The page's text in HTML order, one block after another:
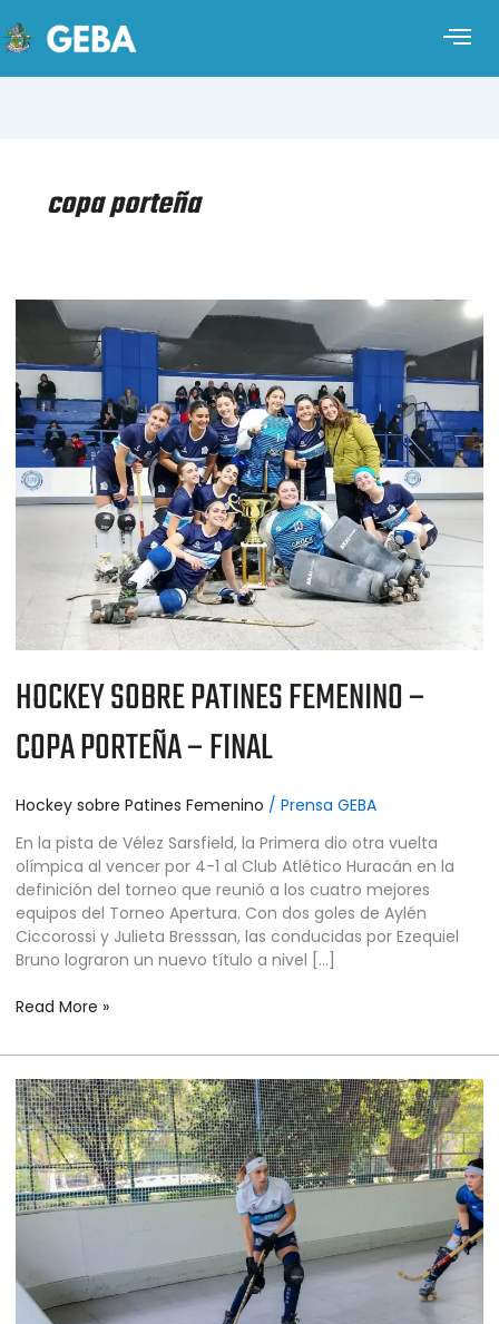
copa porteña
HOCKEY SOBRE PATINES FEMENINO –
COPA PORTEÑA – FINAL
Hockey sobre Patines Femenino / Prensa GEBA
En la pista de Vélez Sarsfield, la Primera dio otra vuelta
olímpica al vencer por 4-1 al Club Atlético Huracán en la
definición del torneo que reunió a los cuatro mejores
equipos del Torneo Apertura. Con dos goles de Aylén
Ciccorossi y Julieta Bresssan, las conducidas por Ezequiel
Bruno lograron un nuevo título a nivel […]
HOCKEY
SOBRE
PATINES
FEMENINO
–
COPA
PORTEÑA
–
FINAL
Read More »
HOCKEY
SOBRE
PATINES
FEMENINO
–
COPA
SEMIFINALES